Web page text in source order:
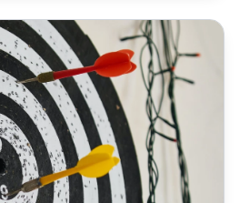
worden in de affiliate marketing